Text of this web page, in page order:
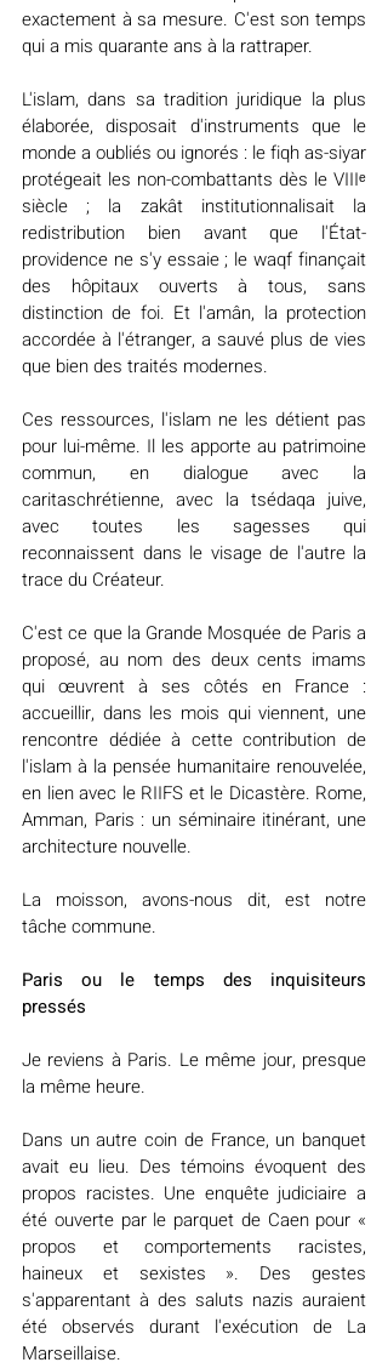
exactement à sa mesure. C'est son temps
qui a mis quarante ans à la rattraper.
L'islam, dans sa tradition juridique la plus
élaborée, disposait d'instruments que le
monde a oubliés ou ignorés : le fiqh as-siyar
protégeait les non-combattants dès le VIIIᵉ
siècle ; la zakât institutionnalisait la
redistribution bien avant que l'État-
providence ne s'y essaie ; le waqf finançait
des hôpitaux ouverts à tous, sans
distinction de foi. Et l'amân, la protection
accordée à l'étranger, a sauvé plus de vies
que bien des traités modernes.
Ces ressources, l'islam ne les détient pas
pour lui-même. Il les apporte au patrimoine
commun, en dialogue avec la
caritaschrétienne, avec la tsédaqa juive,
avec toutes les sagesses qui
reconnaissent dans le visage de l'autre la
trace du Créateur.
C'est ce que la Grande Mosquée de Paris a
proposé, au nom des deux cents imams
qui œuvrent à ses côtés en France :
accueillir, dans les mois qui viennent, une
rencontre dédiée à cette contribution de
l'islam à la pensée humanitaire renouvelée,
en lien avec le RIIFS et le Dicastère. Rome,
Amman, Paris : un séminaire itinérant, une
architecture nouvelle.
La moisson, avons-nous dit, est notre
tâche commune.
Paris ou le temps des inquisiteurs
pressés
Je reviens à Paris. Le même jour, presque
la même heure.
Dans un autre coin de France, un banquet
avait eu lieu. Des témoins évoquent des
propos racistes. Une enquête judiciaire a
été ouverte par le parquet de Caen pour «
propos et comportements racistes,
haineux et sexistes ». Des gestes
s'apparentant à des saluts nazis auraient
été observés durant l'exécution de La
Marseillaise.